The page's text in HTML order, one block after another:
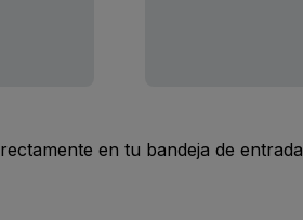
en tu bandeja de entrada